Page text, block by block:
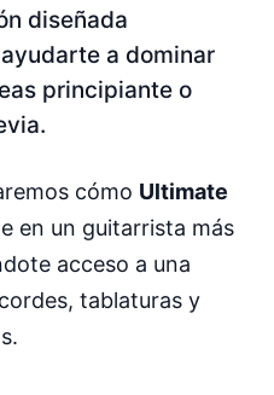
diseñada
a dominar
principiante o
cómo Ultimate
en un guitarrista más
acceso a una
tablaturas y